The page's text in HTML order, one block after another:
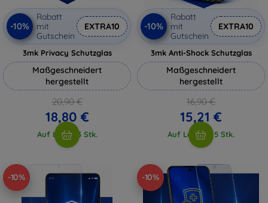
-10%
Rabatt
mit
Gutschein
EXTRA10
3mk Privacy Schutzglas
Maßgeschneidert
hergestellt
20,90 €
18,80 €
Auf Lager 3 Stk.
-10%
Rabatt
mit
Gutschein
EXTRA10
3mk Anti-Shock Schutzglas
Maßgeschneidert
hergestellt
16,90 €
15,21 €
Auf Lager > 5 Stk.
-10% -10%